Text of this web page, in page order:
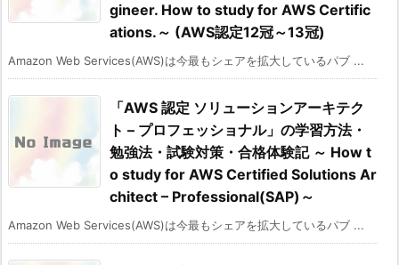
gineer. How to study for AWS Certific
ations.～ (AWS認定12冠～13冠)
Amazon Web Services(AWS)は今最もシェアを拡大しているパブ ...
「AWS 認定 ソリューションアーキテク
ト – プロフェッショナル」の学習方法・
勉強法・試験対策・合格体験記 ～ How t
o study for AWS Certified Solutions Ar
chitect – Professional(SAP)～
Amazon Web Services(AWS)は今最もシェアを拡大しているパブ ...